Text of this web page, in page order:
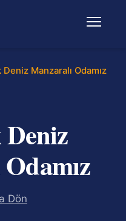
Manzaralı Odamız
Dön